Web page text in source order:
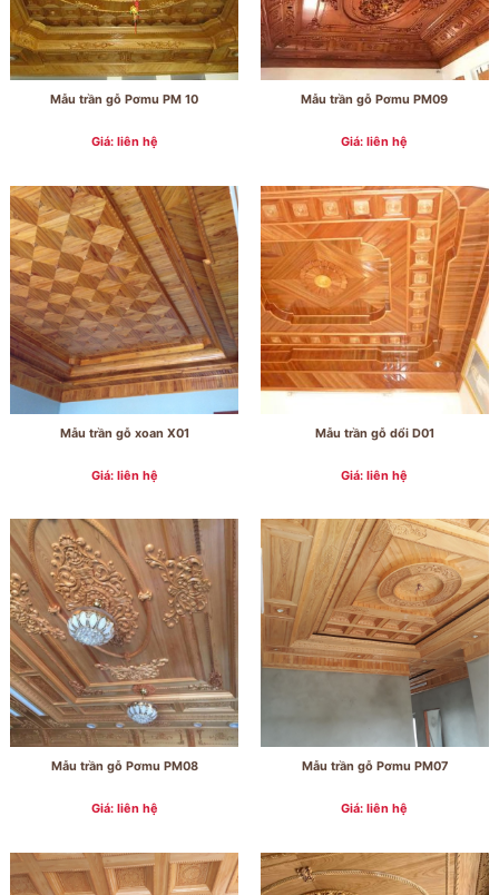
Mẫu trần gỗ Pơmu PM 10
Giá: liên hệ
Mẫu trần gỗ Pơmu PM09
Giá: liên hệ
Mẫu trần gỗ xoan X01
Giá: liên hệ
Mẫu trần gỗ dổi D01
Giá: liên hệ
Mẫu trần gỗ Pơmu PM08
Giá: liên hệ
Mẫu trần gỗ Pơmu PM07
Giá: liên hệ